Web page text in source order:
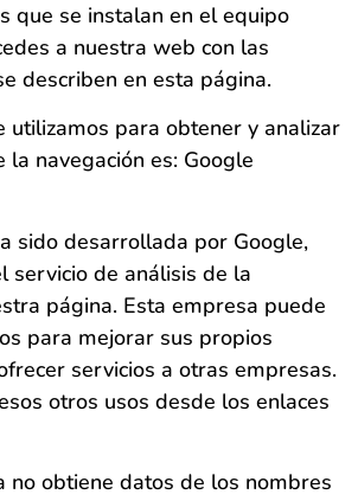
que se instalan en el equipo
a nuestra web con las
describen en esta página.
utilizamos para obtener y analizar
la navegación es: Google
sido desarrollada por Google,
servicio de análisis de la
página. Esta empresa puede
para mejorar sus propios
servicios a otras empresas.
otros usos desde los enlaces
no obtiene datos de los nombres